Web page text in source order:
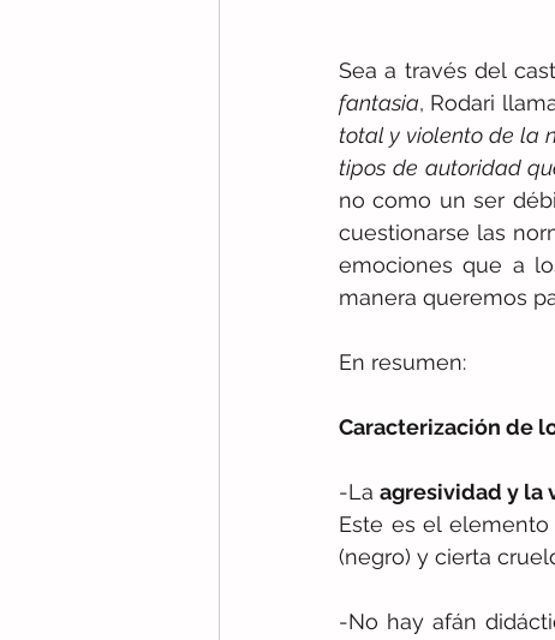
Sea a través del
fantasia, Rodari
total y violento de la
tipos de autoridad
no como un ser
cuestionarse las
emociones que a
manera queremos
En resumen:
Caracterización de
-La agresividad y la
Este es el
(negro) y cierta
-No hay afán